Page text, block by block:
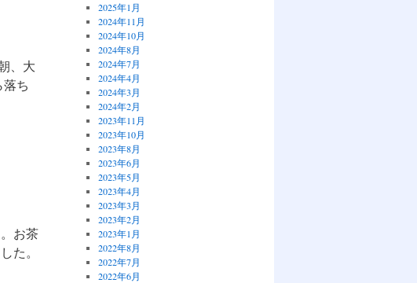
、大
ち
お茶
た。
2025年1月
2024年11月
2024年10月
2024年8月
2024年7月
2024年4月
2024年3月
2024年2月
2023年11月
2023年10月
2023年8月
2023年6月
2023年5月
2023年4月
2023年3月
2023年2月
2023年1月
2022年8月
2022年7月
2022年6月